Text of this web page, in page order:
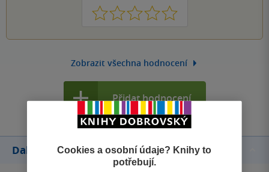
1 2 3 4 5
Zobrazit všechna hodnocení
Přidat hodnocení
Další knihy autoraCookies a osobní údaje? Knihy to
potřebují.